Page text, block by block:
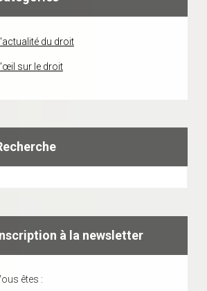
du droit
sur le droit
à la newsletter
êtes :